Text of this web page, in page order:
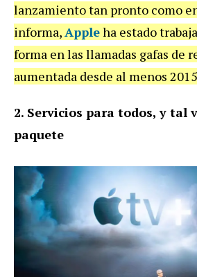
lanzamiento tan pronto como
informa,Appleha estado
forma en las llamadas gafas de
aumentada desde al menos
2. Servicios para todos, y tal
paquete